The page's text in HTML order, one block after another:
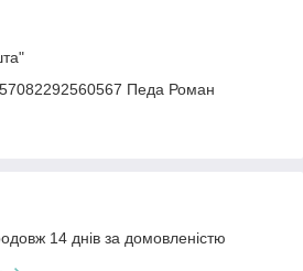
Педа Роман
14 днів за домовленістю